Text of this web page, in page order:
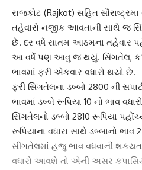
રાજકોટ (Rajkot) સહિત
તહેવારો નજીક આવતાની સાથે જ
છે. દર વર્ષે સાતમ આઠમના તહેવાર
આ વર્ષે પણ આવુ જ થયું. સિંગતેલ,
ભાવમાં ફરી એકવાર વધારો થયો છે.
ફરી સિંગતેલના ડબ્બો 2800 ની
ભાવમાં ડબ્બે રૂપિયા 10 નો ભાવ
સિંગતેલનો ડબ્બો 2810 રૂપિયા
રૂપિયાના વધારા સાથે ડબ્બાનો ભાવ
સીંગતેલમાં હજુ ભાવ વધવાની
વધારો આવશે તો એની અસર